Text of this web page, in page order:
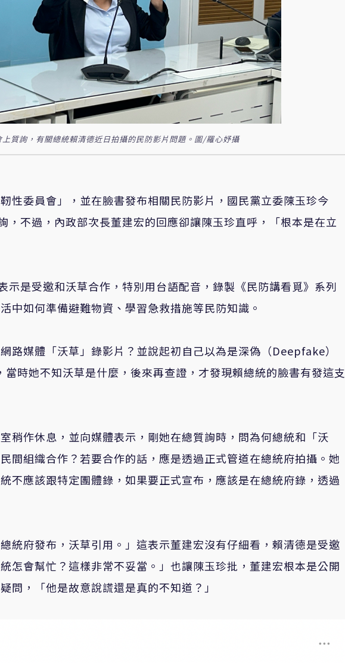
質詢，有關總統賴清德近日拍攝的民防影片問題。圖/羅心妤攝
性委員會」，並在臉書發布相關民防影片，國民黨立委陳玉珍今
，不過，內政部次長董建宏的回應卻讓陳玉珍直呼，「根本是在立
示是受邀和沃草合作，特別用台語配音，錄製《民防講看覓》系列
中如何準備避難物資、學習急救措施等民防知識。
路媒體「沃草」錄影片？並說起初自己以為是深偽（Deepfake）
時她不知沃草是什麼，後來再查證，才發現賴總統的臉書有發這支
稍作休息，並向媒體表示，剛她在總質詢時，問為何總統和「沃
間組織合作？若要合作的話，應是透過正式管道在總統府拍攝。她
不應該跟特定團體錄，如果要正式宣布，應該是在總統府錄，透過
統府發布，沃草引用。」這表示董建宏沒有仔細看，賴清德是受邀
怎會幫忙？這樣非常不妥當。」也讓陳玉珍批，董建宏根本是公開
問，「他是故意說謊還是真的不知道？」